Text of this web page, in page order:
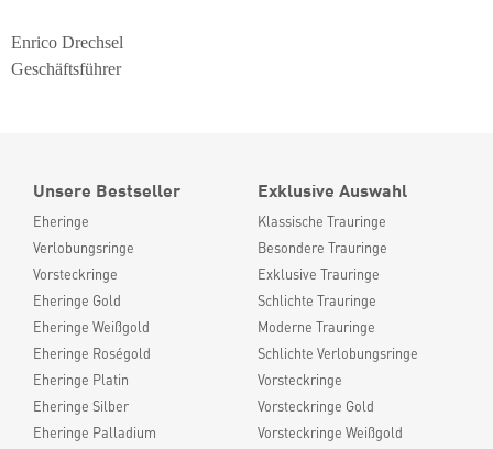
Enrico Drechsel
Geschäftsführer
Unsere Bestseller
Eheringe
Verlobungsringe
Vorsteckringe
Eheringe Gold
Eheringe Weißgold
Eheringe Roségold
Eheringe Platin
Eheringe Silber
Eheringe Palladium
Exklusive Auswahl
Klassische Trauringe
Besondere Trauringe
Exklusive Trauringe
Schlichte Trauringe
Moderne Trauringe
Schlichte Verlobungsringe
Vorsteckringe
Vorsteckringe Gold
Vorsteckringe Weißgold